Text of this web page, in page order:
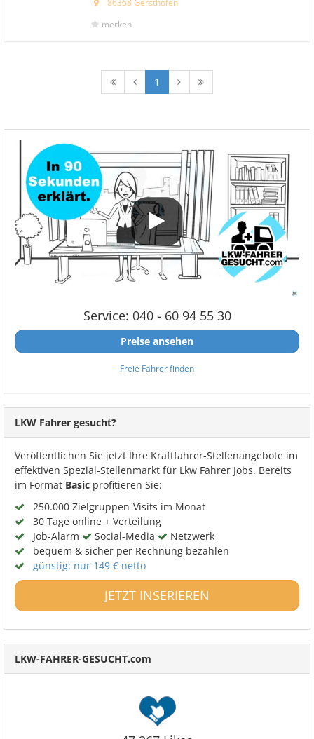
merken
1
Service: 040 - 60 94 55 30
Preise ansehen
Freie Fahrer finden
LKW Fahrer gesucht?
Veröffentlichen Sie jetzt Ihre Kraftfahrer-Stellenangebote im
effektiven Spezial-Stellenmarkt für Lkw Fahrer Jobs. Bereits
im Format Basic profitieren Sie:
250.000 Zielgruppen-Visits im Monat
30 Tage online + Verteilung
Job-Alarm
Social-Media
Netzwerk
bequem & sicher per Rechnung bezahlen
günstig: nur 149 € netto
JETZT INSERIEREN
LKW-FAHRER-GESUCHT.com